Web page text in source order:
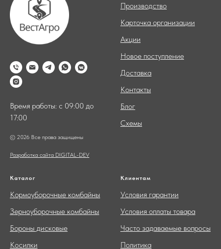
Время работы: с 09:00 до
17:00
© 2026 Все права защищены
Разработка сайта DIGITAL-DEV
Производство
Карточка организации
Акции
Новое поступление
Доставка
Контакты
Блог
Схемы
Каталог
Кормоуборочные комбайны
Зерноуборочные комбайны
Бороны дисковые
Косилки
Клиентам
Условия гарантии
Условия оплаты товара
Часто задаваемые вопросы
Политика